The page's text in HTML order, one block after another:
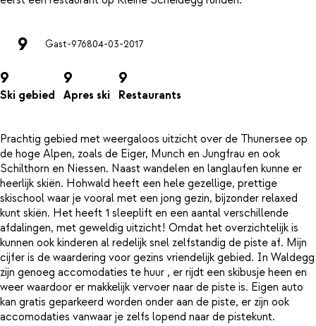
9 Gast-976804-03-2017
9
Ski gebied
9
Apres ski
9
Restaurants
Prachtig gebied met weergaloos uitzicht over de Thunersee op
de hoge Alpen, zoals de Eiger, Munch en Jungfrau en ook
Schilthorn en Niessen. Naast wandelen en langlaufen kunne er
heerlijk skiën. Hohwald heeft een hele gezellige, prettige
skischool waar je vooral met een jong gezin, bijzonder relaxed
kunt skiën. Het heeft 1 sleeplift en een aantal verschillende
afdalingen, met geweldig uitzicht! Omdat het overzichtelijk is
kunnen ook kinderen al redelijk snel zelfstandig de piste af. Mijn
cijfer is de waardering voor gezins vriendelijk gebied. In Waldegg
zijn genoeg accomodaties te huur , er rijdt een skibusje heen en
weer waardoor er makkelijk vervoer naar de piste is. Eigen auto
kan gratis geparkeerd worden onder aan de piste, er zijn ook